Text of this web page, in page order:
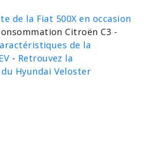
de la Fiat 500X en occasion
Citroën C3 -
de la
- Retrouvez la
Hyundai Veloster